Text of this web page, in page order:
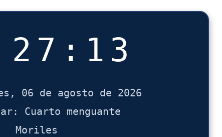
06 de agosto de 2026
Cuarto menguante
Moriles